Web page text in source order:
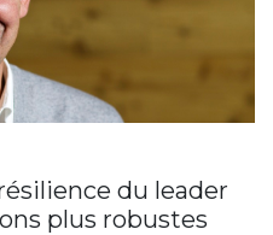
du leader
plus robustes